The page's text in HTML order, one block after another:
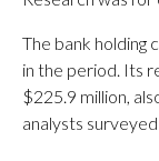
The bank holding
in the period. Its
$225.9 million,
analysts